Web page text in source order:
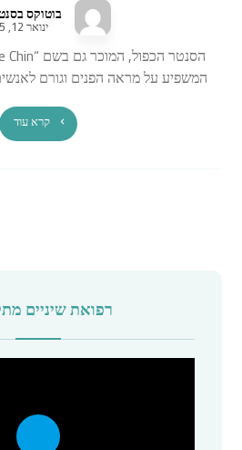
בוטוקס
ינואר 12, 2025
המשפיע על מראה הפנים וגורם
קרא עוד
רפואת שיניים